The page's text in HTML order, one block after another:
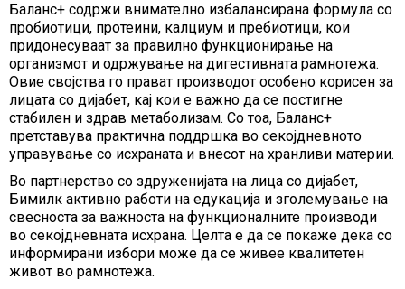
Баланс+ содржи внимателно избалансирана формула со
пробиотици, протеини, калциум и пребиотици, кои
придонесуваат за правилно функционирање на
организмот и одржување на дигестивната рамнотежа.
Овие својства го прават производот особено корисен за
лицата со дијабет, кај кои е важно да се постигне
стабилен и здрав метаболизам. Со тоа, Баланс+
претставува практична поддршка во секојдневното
управување со исхраната и внесот на хранливи материи.
Во партнерство со здруженијата на лица со дијабет,
Бимилк активно работи на едукација и зголемување на
свесноста за важноста на функционалните производи
во секојдневната исхрана. Целта е да се покаже дека со
информирани избори може да се живее квалитетен
живот во рамнотежа.